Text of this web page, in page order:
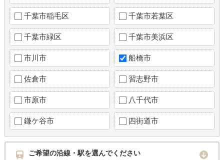
千葉市稲毛区 千葉市若葉区
千葉市緑区 千葉市美浜区
市川市 船橋市
佐倉市 習志野市
市原市 八千代市
鎌ケ谷市 四街道市
ご希望の沿線・駅を選んでください